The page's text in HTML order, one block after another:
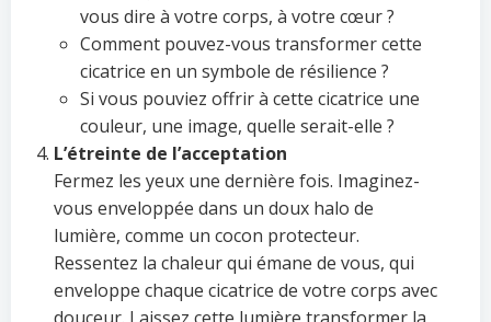
vous dire à votre corps, à votre cœur ?
Comment pouvez-vous transformer cette
cicatrice en un symbole de résilience ?
Si vous pouviez offrir à cette cicatrice une
couleur, une image, quelle serait-elle ?
L’étreinte de l’acceptation
Fermez les yeux une dernière fois. Imaginez-
vous enveloppée dans un doux halo de
lumière, comme un cocon protecteur.
Ressentez la chaleur qui émane de vous, qui
enveloppe chaque cicatrice de votre corps avec